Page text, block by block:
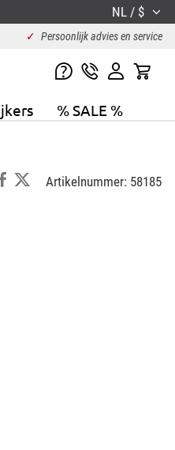
NL / $
✓ Persoonlijk advies en service
% SALE %
Artikelnummer: 58185